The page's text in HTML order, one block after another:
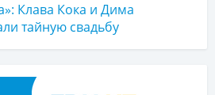
Клава Кока и Дима
тайную свадьбу